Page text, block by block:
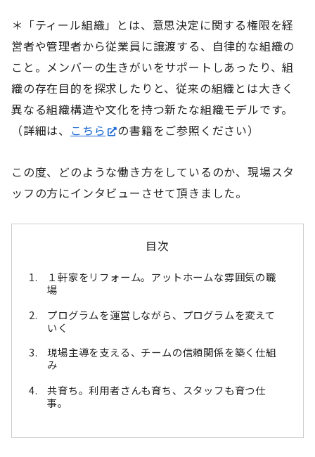
＊「ティール組織」とは、意思決定に関する権限を経
営者や管理者から従業員に譲渡する、自律的な組織の
こと。メンバーの生きがいをサポートしあったり、組
織の存在目的を探求したりと、従来の組織とは大きく
異なる組織構造や文化を持つ新たな組織モデルです。
（詳細は、 こちら の書籍をご参照ください）
この度、どのような働き方をしているのか、現場スタ
ッフの方にインタビューさせて頂きました。
目次
１軒家をリフォーム。アットホームな雰囲気の職
場
プログラムを運営しながら、プログラムを変えて
いく
現場主導を支える、チームの信頼関係を築く仕組
み
共育ち。利用者さんも育ち、スタッフも育つ仕
事。